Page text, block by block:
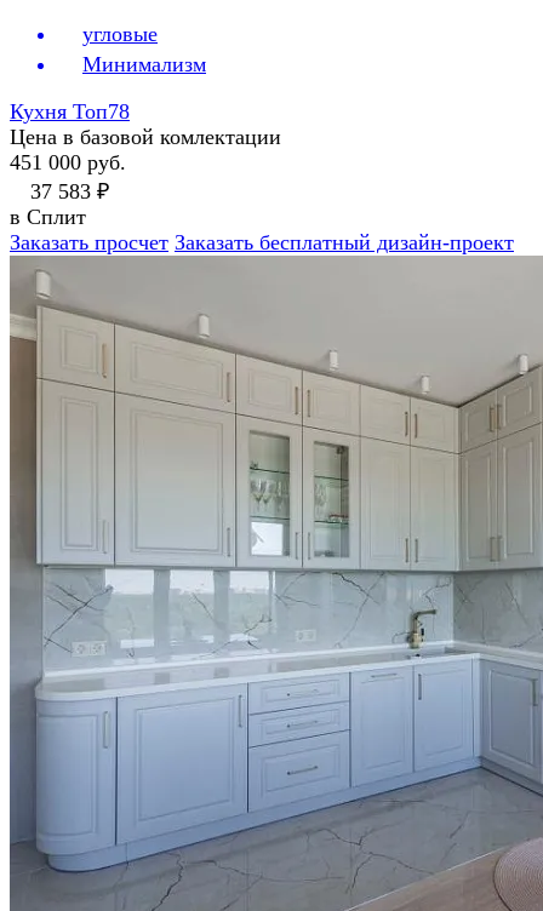
угловые
Минимализм
Кухня Топ78
Цена в базовой комлектации
451 000 руб.
37 583 ₽
в Сплит
Заказать просчет Заказать бесплатный дизайн-проект